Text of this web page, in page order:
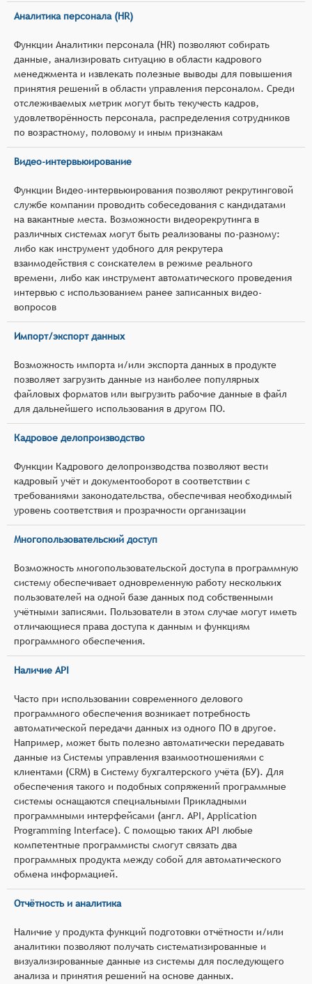
Аналитика персонала (HR)
Функции Аналитики персонала (HR) позволяют собирать
данные, анализировать ситуацию в области кадрового
менеджмента и извлекать полезные выводы для повышения
принятия решений в области управления персоналом. Среди
отслеживаемых метрик могут быть текучесть кадров,
удовлетворённость персонала, распределения сотрудников
по возрастному, половому и иным признакам
Видео-интервьюирование
Функции Видео-интервьюирования позволяют рекрутинговой
службе компании проводить собеседования с кандидатами
на вакантные места. Возможности видеорекрутинга в
различных системах могут быть реализованы по-разному:
либо как инструмент удобного для рекрутера
взаимодействия с соискателем в режиме реального
времени, либо как инструмент автоматического проведения
интервью с использованием ранее записанных видео-
вопросов
Импорт/экспорт данных
Возможность импорта и/или экспорта данных в продукте
позволяет загрузить данные из наиболее популярных
файловых форматов или выгрузить рабочие данные в файл
для дальнейшего использования в другом ПО.
Кадровое делопроизводство
Функции Кадрового делопроизводства позволяют вести
кадровый учёт и документооборот в соответствии с
требованиями законодательства, обеспечивая необходимый
уровень соответствия и прозрачности организации
Многопользовательский доступ
Возможность многопользовательской доступа в программную
систему обеспечивает одновременную работу нескольких
пользователей на одной базе данных под собственными
учётными записями. Пользователи в этом случае могут иметь
отличающиеся права доступа к данным и функциям
программного обеспечения.
Наличие API
Часто при использовании современного делового
программного обеспечения возникает потребность
автоматической передачи данных из одного ПО в другое.
Например, может быть полезно автоматически передавать
данные из Системы управления взаимоотношениями с
клиентами (CRM) в Систему бухгалтерского учёта (БУ). Для
обеспечения такого и подобных сопряжений программные
системы оснащаются специальными Прикладными
программными интерфейсами (англ. API, Application
Programming Interface). С помощью таких API любые
компетентные программисты смогут связать два
программных продукта между собой для автоматического
обмена информацией.
Отчётность и аналитика
Наличие у продукта функций подготовки отчётности и/или
аналитики позволяют получать систематизированные и
визуализированные данные из системы для последующего
анализа и принятия решений на основе данных.